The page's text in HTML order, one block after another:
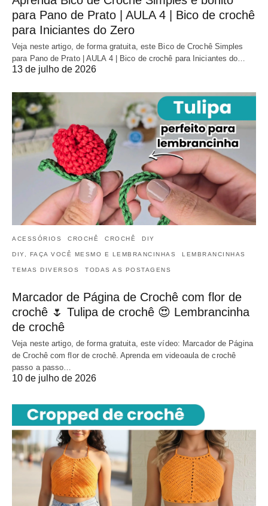
para Pano de Prato | AULA 4 | Bico de crochê
para Iniciantes do Zero
Veja neste artigo, de forma gratuita, este Bico de Crochê Simples
para Pano de Prato | AULA 4 | Bico de crochê para Iniciantes do…
13 de julho de 2026
ACESSÓRIOS CROCHÊ CROCHÊ DIY
DIY, FAÇA VOCÊ MESMO E LEMBRANCINHAS LEMBRANCINHAS
TEMAS DIVERSOS TODAS AS POSTAGENS
Marcador de Página de Crochê com flor de
crochê 🌷 Tulipa de crochê 😍 Lembrancinha
de crochê
Veja neste artigo, de forma gratuita, este vídeo: Marcador de Página
de Crochê com flor de crochê. Aprenda em videoaula de crochê
passo a passo…
10 de julho de 2026